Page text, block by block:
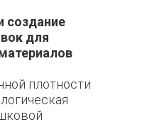
создание
для
плотности